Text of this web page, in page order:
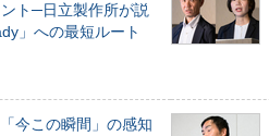
ト─日立製作所が説
」への最短ルート
今この瞬間」の感知